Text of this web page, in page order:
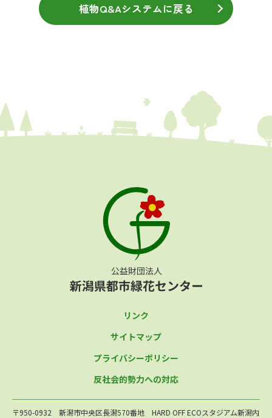
植物Q&Aシステムに戻る
リンク
サイトマップ
プライバシーポリシー
反社会的勢力への対応
〒950-0932 新潟市中央区長潟570番地 HARD OFF ECOスタジアム新潟内